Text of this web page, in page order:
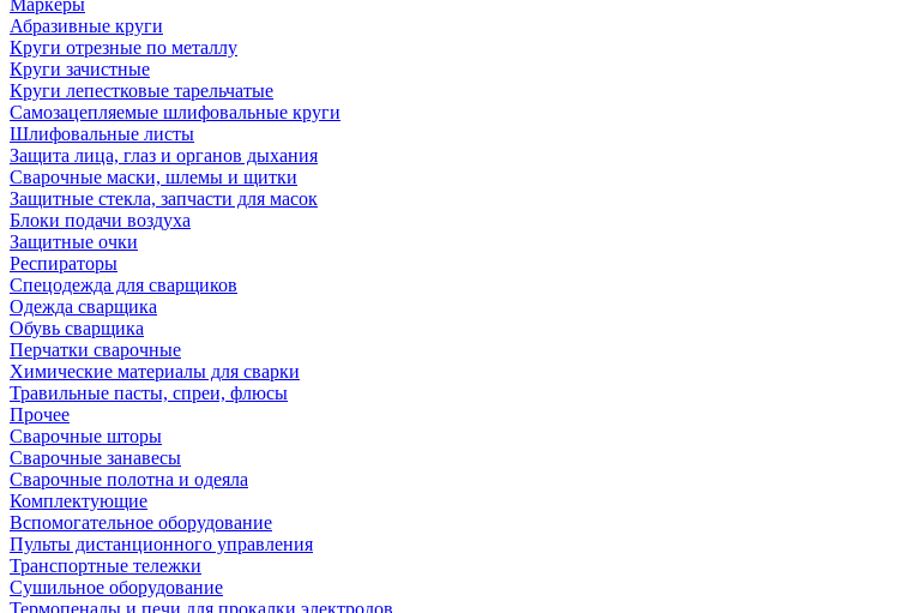
Маркеры
Абразивные круги
Круги отрезные по металлу
Круги зачистные
Круги лепестковые тарельчатые
Самозацепляемые шлифовальные круги
Шлифовальные листы
Защита лица, глаз и органов дыхания
Сварочные маски, шлемы и щитки
Защитные стекла, запчасти для масок
Блоки подачи воздуха
Защитные очки
Респираторы
Спецодежда для сварщиков
Одежда сварщика
Обувь сварщика
Перчатки сварочные
Химические материалы для сварки
Травильные пасты, спреи, флюсы
Прочее
Сварочные шторы
Сварочные занавесы
Сварочные полотна и одеяла
Комплектующие
Вспомогательное оборудование
Пульты дистанционного управления
Транспортные тележки
Сушильное оборудование
Термопеналы и печи для прокалки электродов